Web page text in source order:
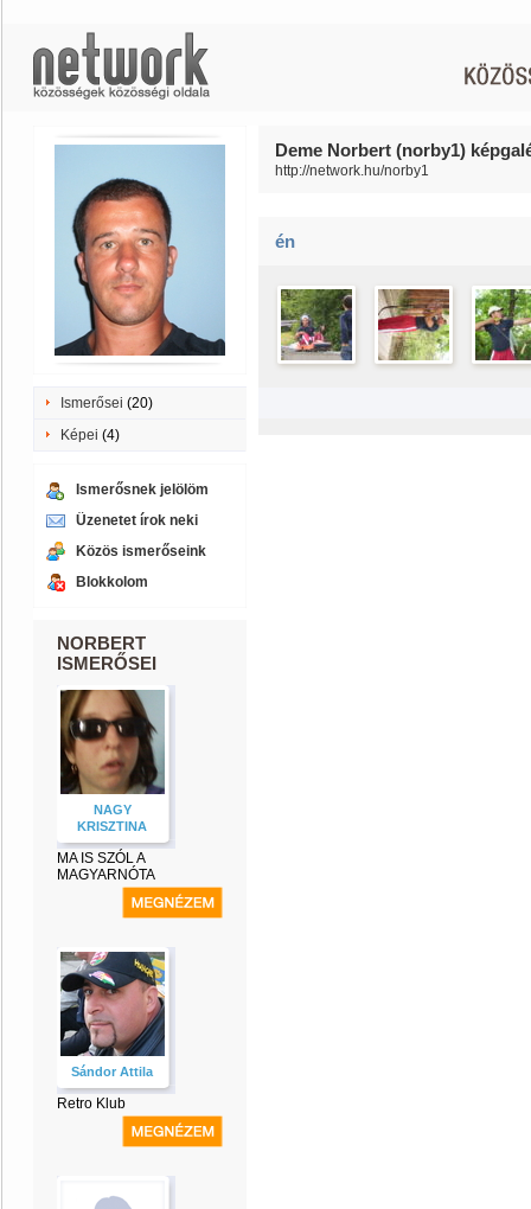
Ismerősei (20)
Képei (4)
Ismerősnek jelölöm
Üzenetet írok neki
Közös ismerőseink
Blokkolom
NORBERT
ISMERŐSEI
NAGY
KRISZTINA
MA IS SZÓL A
MAGYARNÓTA
Sándor Attila
Retro Klub
Deme Norbert (norby1)
http://network.hu/norby1
én